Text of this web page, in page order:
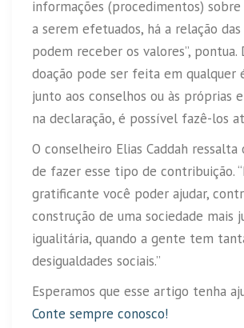
informações (procedimentos)
a serem efetuados, há a relação
podem receber os valores”, pontua.
doação pode ser feita em qualquer
junto aos conselhos ou às próprias
na declaração, é possível fazê-los
O conselheiro Elias Caddah
de fazer esse tipo de contribuição.
gratificante você poder ajudar,
construção de uma sociedade mais
igualitária, quando a gente tem
desigualdades sociais.”
Esperamos que esse artigo tenha
Conte sempre conosco!